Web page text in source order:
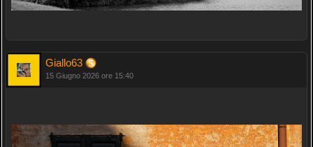
Giallo63
15 Giugno 2026 ore 15:40